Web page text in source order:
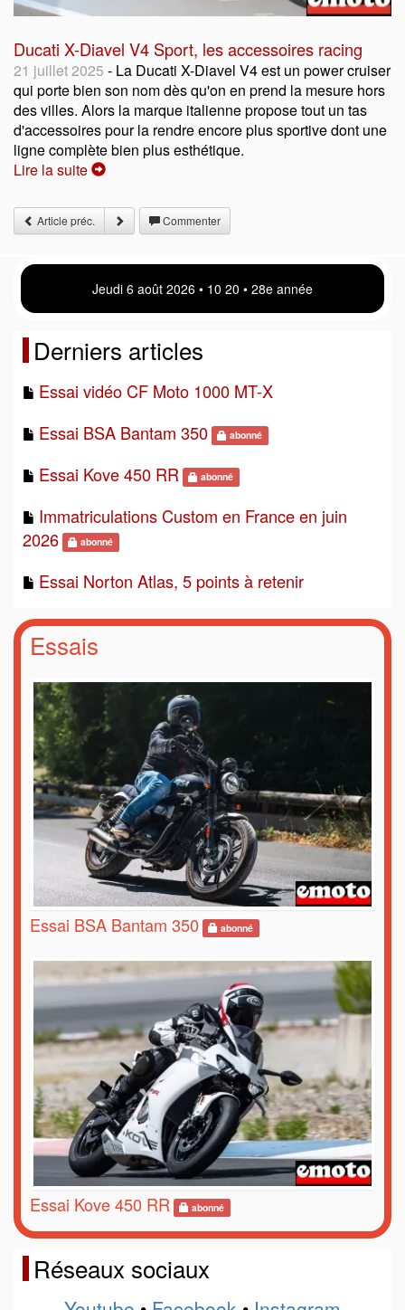
Ducati X-Diavel V4 Sport, les accessoires racing
21 juillet 2025 - La Ducati X-Diavel V4 est un power cruiser
qui porte bien son nom dès qu'on en prend la mesure hors
des villes. Alors la marque italienne propose tout un tas
d'accessoires pour la rendre encore plus sportive dont une
ligne complète bien plus esthétique.
Lire la suite
Article préc. Commenter
Jeudi 6 août 2026 • 10 20 • 28e année
Derniers articles
Essai vidéo CF Moto 1000 MT-X
Essai BSA Bantam 350
abonné
Essai Kove 450 RR abonné
Immatriculations Custom en France en juin
2026
abonné
Essai Norton Atlas, 5 points à retenir
Essais
Essai BSA Bantam 350 abonné
Essai Kove 450 RR abonné
Réseaux sociaux